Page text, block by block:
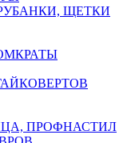
ЩЕТКИ
ПРОФНАСТИЛ